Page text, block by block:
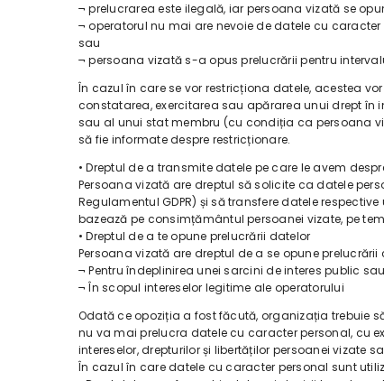
¬ prelucrarea este ilegală, iar persoana vizată se
¬ operatorul nu mai are nevoie de datele cu
sau
¬ persoana vizată s-a opus prelucrării pentru
În cazul în care se vor restricționa datele, acestea
constatarea, exercitarea sau apărarea unui drept în
sau al unui stat membru (cu condiția ca persoana
să fie informate despre restricționare.
• Dreptul de a transmite datele pe care le avem
Persoana vizată are dreptul să solicite ca datele
Regulamentul GDPR) și să transfere datele
bazează pe consimțământul persoanei vizate, pe
• Dreptul de a te opune prelucrării datelor
Persoana vizată are dreptul de a se opune
¬ Pentru îndeplinirea unei sarcini de interes public
¬ În scopul intereselor legitime ale operatorului
Odată ce opoziția a fost făcută, organizația trebuie
nu va mai prelucra datele cu caracter personal, cu
intereselor, drepturilor și libertăților persoanei vizate
În cazul în care datele cu caracter personal sunt